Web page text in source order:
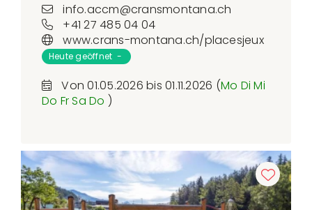
info.accm@cransmontana.ch
+41 27 485 04 04
www.crans-montana.ch/placesjeux
Heute geöffnet -
Von 01.05.2026 bis 01.11.2026 (Mo DiMi
Do FrSaDo )